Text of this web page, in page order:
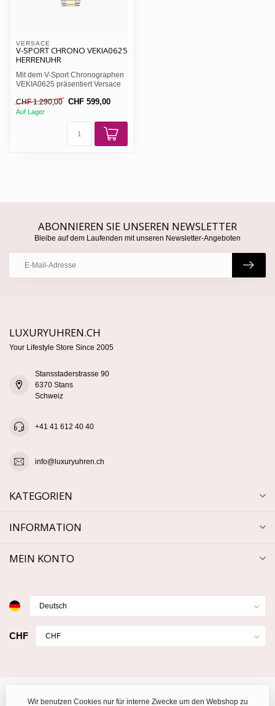
VERSACE
V-SPORT CHRONO VEKIA0625
HERRENUHR
Mit dem V-Sport Chronographen
VEKIA0625 präsentiert Versace
CHF 1.290,00
CHF 599,00
Auf Lager
ABONNIEREN SIE UNSEREN NEWSLETTER
Bleibe auf dem Laufenden mit unseren Newsletter-Angeboten
LUXURYUHREN.CH
Your Lifestyle Store Since 2005
Stansstaderstrasse 90
6370 Stans
Schweiz
+41 41 612 40 40
info@luxuryuhren.ch
KATEGORIEN
INFORMATION
MEIN KONTO
CHF
Wir benutzen Cookies nur für interne Zwecke um den Webshop zu